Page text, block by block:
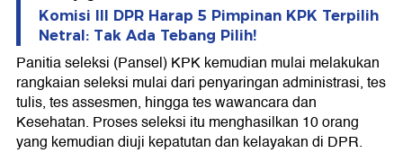
Komisi III DPR Harap 5 Pimpinan KPK Terpilih
Netral: Tak Ada Tebang Pilih!
Panitia seleksi (Pansel) KPK kemudian mulai melakukan
rangkaian seleksi mulai dari penyaringan administrasi, tes
tulis, tes assesmen, hingga tes wawancara dan
Kesehatan. Proses seleksi itu menghasilkan 10 orang
yang kemudian diuji kepatutan dan kelayakan di DPR.